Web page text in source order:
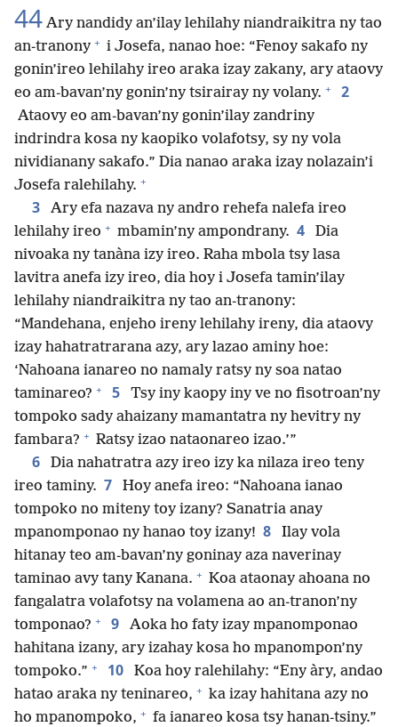
44 Ary nandidy an’ilay lehilahy niandraikitra ny tao
an-tranony + i Josefa, nanao hoe: “Fenoy sakafo ny
gonin’ireo lehilahy ireo araka izay zakany, ary ataovy
eo am-bavan’ny gonin’ny tsirairay ny volany. + 2
Ataovy eo am-bavan’ny gonin’ilay zandriny
indrindra kosa ny kaopiko volafotsy, sy ny vola
nividianany sakafo.” Dia nanao araka izay nolazain’i
Josefa ralehilahy. +
3
Ary efa nazava ny andro rehefa nalefa ireo
lehilahy ireo + mbamin’ny ampondrany. 4
Dia
nivoaka ny tanàna izy ireo. Raha mbola tsy lasa
lavitra anefa izy ireo, dia hoy i Josefa tamin’ilay
lehilahy niandraikitra ny tao an-tranony:
“Mandehana, enjeho ireny lehilahy ireny, dia ataovy
izay hahatratrarana azy, ary lazao aminy hoe:
‘Nahoana ianareo no namaly ratsy ny soa natao
taminareo? + 5
Tsy iny kaopy iny ve no fisotroan’ny
tompoko sady ahaizany mamantatra ny hevitry ny
fambara? + Ratsy izao nataonareo izao.’”
6
Dia nahatratra azy ireo izy ka nilaza ireo teny
ireo taminy. 7
Hoy anefa ireo: “Nahoana ianao
tompoko no miteny toy izany? Sanatria anay
mpanomponao ny hanao toy izany! 8
Ilay vola
hitanay teo am-bavan’ny goninay aza naverinay
taminao avy tany Kanana. + Koa ataonay ahoana no
fangalatra volafotsy na volamena ao an-tranon’ny
tomponao? + 9
Aoka ho faty izay mpanomponao
hahitana izany, ary izahay kosa ho mpanompon’ny
tompoko.” + 10
Koa hoy ralehilahy: “Eny àry, andao
hatao araka ny teninareo, + ka izay hahitana azy no
ho mpanompoko, + fa ianareo kosa tsy hanan-tsiny.”